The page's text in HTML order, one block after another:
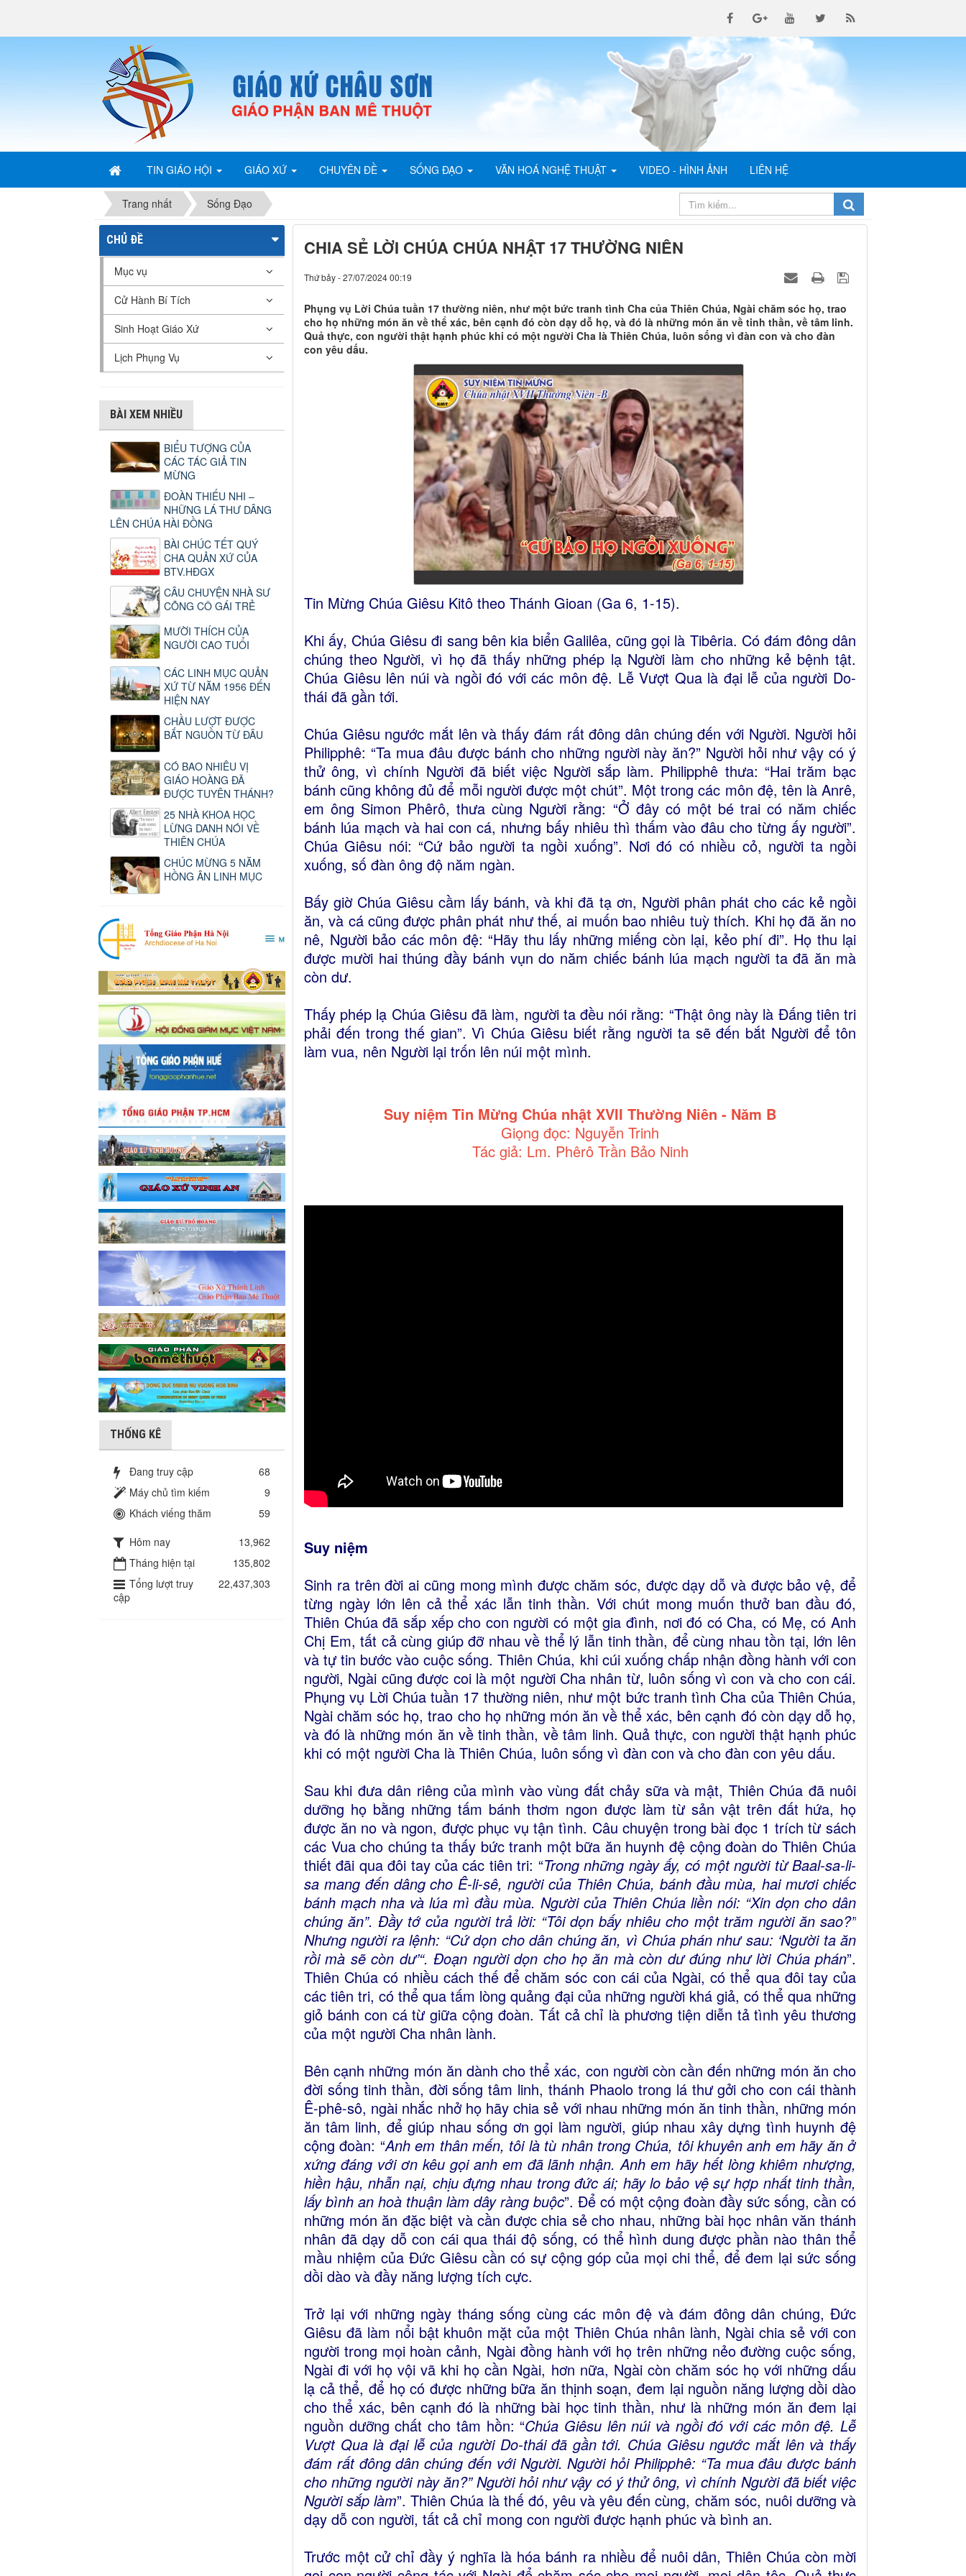
TIN GIÁO HỘI GIÁO XỨ CHUYÊN ĐỀ SỐNG ĐẠO VĂN HOÁ NGHỆ THUẬT VIDEO - HÌNH ẢNH LIÊN HỆ
Trang nhất Sống Đạo
CHIA SẺ LỜI CHÚA CHÚA NHẬT 17 THƯỜNG NIÊN
Thứ bảy - 27/07/2024 00:19
Phụng vụ Lời Chúa tuần 17 thường niên, như một bức tranh tình Cha của Thiên Chúa, Ngài chăm sóc họ, trao
cho họ những món ăn về thể xác, bên cạnh đó còn dạy dỗ họ, và đó là những món ăn về tinh thần, về tâm linh.
Quả thực, con người thật hạnh phúc khi có một người Cha là Thiên Chúa, luôn sống vì đàn con và cho đàn
con yêu dấu.
Tin Mừng Chúa Giêsu Kitô theo Thánh Gioan (Ga 6, 1-15).
Khi ấy, Chúa Giêsu đi sang bên kia biển Galilêa, cũng gọi là Tibêria. Có đám đông dân
chúng theo Người, vì họ đã thấy những phép lạ Người làm cho những kẻ bệnh tật.
Chúa Giêsu lên núi và ngồi đó với các môn đệ. Lễ Vượt Qua là đại lễ của người Do-
thái đã gần tới.
Chúa Giêsu ngước mắt lên và thấy đám rất đông dân chúng đến với Người. Người hỏi
Philipphê: “Ta mua đâu được bánh cho những người này ăn?” Người hỏi như vậy có ý
thử ông, vì chính Người đã biết việc Người sắp làm. Philipphê thưa: “Hai trăm bạc
bánh cũng không đủ để mỗi người được một chút”. Một trong các môn đệ, tên là Anrê,
em ông Simon Phêrô, thưa cùng Người rằng: “Ở đây có một bé trai có năm chiếc
bánh lúa mạch và hai con cá, nhưng bấy nhiêu thì thấm vào đâu cho từng ấy người”.
Chúa Giêsu nói: “Cứ bảo người ta ngồi xuống”. Nơi đó có nhiều cỏ, người ta ngồi
xuống, số đàn ông độ năm ngàn.
Bấy giờ Chúa Giêsu cầm lấy bánh, và khi đã tạ ơn, Người phân phát cho các kẻ ngồi
ăn, và cá cũng được phân phát như thế, ai muốn bao nhiêu tuỳ thích. Khi họ đã ăn no
nê, Người bảo các môn đệ: “Hãy thu lấy những miếng còn lại, kẻo phí đi”. Họ thu lại
được mười hai thúng đầy bánh vụn do năm chiếc bánh lúa mạch người ta đã ăn mà
còn dư.
Thấy phép lạ Chúa Giêsu đã làm, người ta đều nói rằng: “Thật ông này là Ðấng tiên tri
phải đến trong thế gian”. Vì Chúa Giêsu biết rằng người ta sẽ đến bắt Người để tôn
làm vua, nên Người lại trốn lên núi một mình.
Suy niệm Tin Mừng Chúa nhật XVII Thường Niên - Năm B
Giọng đọc: Nguyễn Trinh
Tác giả: Lm. Phêrô Trần Bảo Ninh
Suy niệm
Sinh ra trên đời ai cũng mong mình được chăm sóc, được dạy dỗ và được bảo vệ, để
từng ngày lớn lên cả thể xác lẫn tinh thần. Với chút mong muốn thưở ban đầu đó,
Thiên Chúa đã sắp xếp cho con người có một gia đình, nơi đó có Cha, có Mẹ, có Anh
Chị Em, tất cả cùng giúp đỡ nhau về thể lý lẫn tinh thần, để cùng nhau tồn tại, lớn lên
và tự tin bước vào cuộc sống. Thiên Chúa, khi cúi xuống chấp nhận đồng hành với con
người, Ngài cũng được coi là một người Cha nhân từ, luôn sống vì con và cho con cái.
Phụng vụ Lời Chúa tuần 17 thường niên, như một bức tranh tình Cha của Thiên Chúa,
Ngài chăm sóc họ, trao cho họ những món ăn về thể xác, bên cạnh đó còn dạy dỗ họ,
và đó là những món ăn về tinh thần, về tâm linh. Quả thực, con người thật hạnh phúc
khi có một người Cha là Thiên Chúa, luôn sống vì đàn con và cho đàn con yêu dấu.
Sau khi đưa dân riêng của mình vào vùng đất chảy sữa và mật, Thiên Chúa đã nuôi
dưỡng họ bằng những tấm bánh thơm ngon được làm từ sản vật trên đất hứa, họ
được ăn no và ngon, được phục vụ tận tình. Câu chuyện trong bài đọc 1 trích từ sách
các Vua cho chúng ta thấy bức tranh một bữa ăn huynh đệ cộng đoàn do Thiên Chúa
thiết đãi qua đôi tay của các tiên tri: “Trong những ngày ấy, có một người từ Baal-sa-li-
sa mang đến dâng cho Ê-li-sê, người của Thiên Chúa, bánh đầu mùa, hai mươi chiếc
bánh mạch nha và lúa mì đầu mùa. Người của Thiên Chúa liền nói: “Xin dọn cho dân
chúng ăn”. Ðầy tớ của người trả lời: “Tôi dọn bấy nhiêu cho một trăm người ăn sao?”
Nhưng người ra lệnh: “Cứ dọn cho dân chúng ăn, vì Chúa phán như sau: ‘Người ta ăn
rồi mà sẽ còn dư’“. Ðoạn người dọn cho họ ăn mà còn dư đúng như lời Chúa phán”.
Thiên Chúa có nhiều cách thế để chăm sóc con cái của Ngài, có thể qua đôi tay của
các tiên tri, có thể qua tấm lòng quảng đại của những người khá giả, có thể qua những
giỏ bánh con cá từ giữa cộng đoàn. Tất cả chỉ là phương tiện diễn tả tình yêu thương
của một người Cha nhân lành.
Bên cạnh những món ăn dành cho thể xác, con người còn cần đến những món ăn cho
đời sống tinh thần, đời sống tâm linh, thánh Phaolo trong lá thư gởi cho con cái thành
Ê-phê-sô, ngài nhắc nhở họ hãy chia sẻ với nhau những món ăn tinh thần, những món
ăn tâm linh, để giúp nhau sống ơn gọi làm người, giúp nhau xây dựng tình huynh đệ
cộng đoàn: “Anh em thân mến, tôi là tù nhân trong Chúa, tôi khuyên anh em hãy ăn ở
xứng đáng với ơn kêu gọi anh em đã lãnh nhận. Anh em hãy hết lòng khiêm nhượng,
hiền hậu, nhẫn nại, chịu đựng nhau trong đức ái; hãy lo bảo vệ sự hợp nhất tinh thần,
lấy bình an hoà thuận làm dây ràng buộc”. Để có một cộng đoàn đầy sức sống, cần có
những món ăn đặc biệt và cần được chia sẻ cho nhau, những bài học nhân văn thánh
nhân đã dạy dỗ con cái qua thái độ sống, có thể hình dung được phần nào thân thể
mầu nhiệm của Đức Giêsu cần có sự cộng góp của mọi chi thể, để đem lại sức sống
dồi dào và đầy năng lượng tích cực.
Trở lại với những ngày tháng sống cùng các môn đệ và đám đông dân chúng, Đức
Giêsu đã làm nổi bật khuôn mặt của một Thiên Chúa nhân lành, Ngài chia sẻ với con
người trong mọi hoàn cảnh, Ngài đồng hành với họ trên những nẻo đường cuộc sống,
Ngài đi với họ vội vã khi họ cần Ngài, hơn nữa, Ngài còn chăm sóc họ với những dấu
lạ cả thể, để họ có được những bữa ăn thịnh soạn, đem lại nguồn năng lượng dồi dào
cho thể xác, bên cạnh đó là những bài học tinh thần, như là những món ăn đem lại
nguồn dưỡng chất cho tâm hồn: “Chúa Giêsu lên núi và ngồi đó với các môn đệ. Lễ
Vượt Qua là đại lễ của người Do-thái đã gần tới. Chúa Giêsu ngước mắt lên và thấy
đám rất đông dân chúng đến với Người. Người hỏi Philipphê: “Ta mua đâu được bánh
cho những người này ăn?” Người hỏi như vậy có ý thử ông, vì chính Người đã biết việc
Người sắp làm”. Thiên Chúa là thế đó, yêu và yêu đến cùng, chăm sóc, nuôi dưỡng và
dạy dỗ con người, tất cả chỉ mong con người được hạnh phúc và bình an.
Trước một cử chỉ đầy ý nghĩa là hóa bánh ra nhiều để nuôi dân, Thiên Chúa còn mời
CHỦ ĐỀ
Mục vụ
Cử Hành Bí Tích
Sinh Hoạt Giáo Xứ
Lịch Phụng Vụ
BÀI XEM NHIỀU
BIỂU TƯỢNG CỦA
CÁC TÁC GIẢ TIN
MỪNG
ĐOÀN THIẾU NHI –
NHỮNG LÁ THƯ DÂNG
LÊN CHÚA HÀI ĐỒNG
BÀI CHÚC TẾT QUÝ
CHA QUẢN XỨ CỦA
BTV.HĐGX
CÂU CHUYỆN NHÀ SƯ
CÕNG CÔ GÁI TRẺ
MƯỜI THÍCH CỦA
NGƯỜI CAO TUỔI
CÁC LINH MỤC QUẢN
XỨ TỪ NĂM 1956 ĐẾN
HIỆN NAY
CHẦU LƯỢT ĐƯỢC
BẮT NGUỒN TỪ ĐÂU
CÓ BAO NHIÊU VỊ
GIÁO HOÀNG ĐÃ
ĐƯỢC TUYÊN THÁNH?
25 NHÀ KHOA HỌC
LỪNG DANH NÓI VỀ
THIÊN CHÚA
CHÚC MỪNG 5 NĂM
HỒNG ÂN LINH MỤC
THỐNG KÊ
Đang truy cập
68
Máy chủ tìm kiếm
9
Khách viếng thăm
59
Hôm nay
13,962
Tháng hiện tại
135,802
Tổng lượt truy
cập
22,437,303